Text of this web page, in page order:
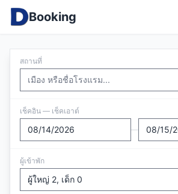
Booking
สถานที่
เช็คอิน — เช็คเอาต์
—
ผู้เข้าพัก